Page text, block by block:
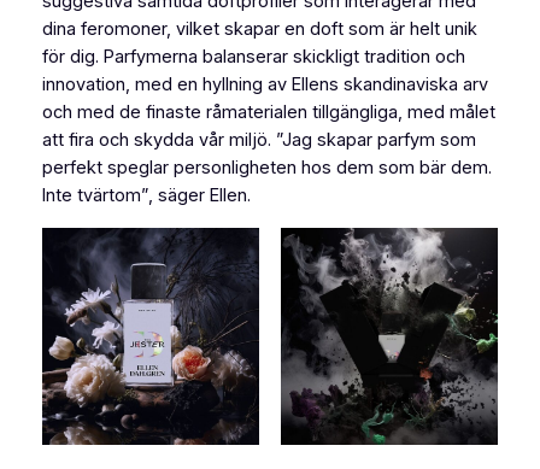
dina feromoner, vilket skapar en doft som är helt unik
för dig. Parfymerna balanserar skickligt tradition och
innovation, med en hyllning av Ellens skandinaviska arv
och med de finaste råmaterialen tillgängliga, med målet
att fira och skydda vår miljö. ”Jag skapar parfym som
perfekt speglar personligheten hos dem som bär dem.
Inte tvärtom”, säger Ellen.